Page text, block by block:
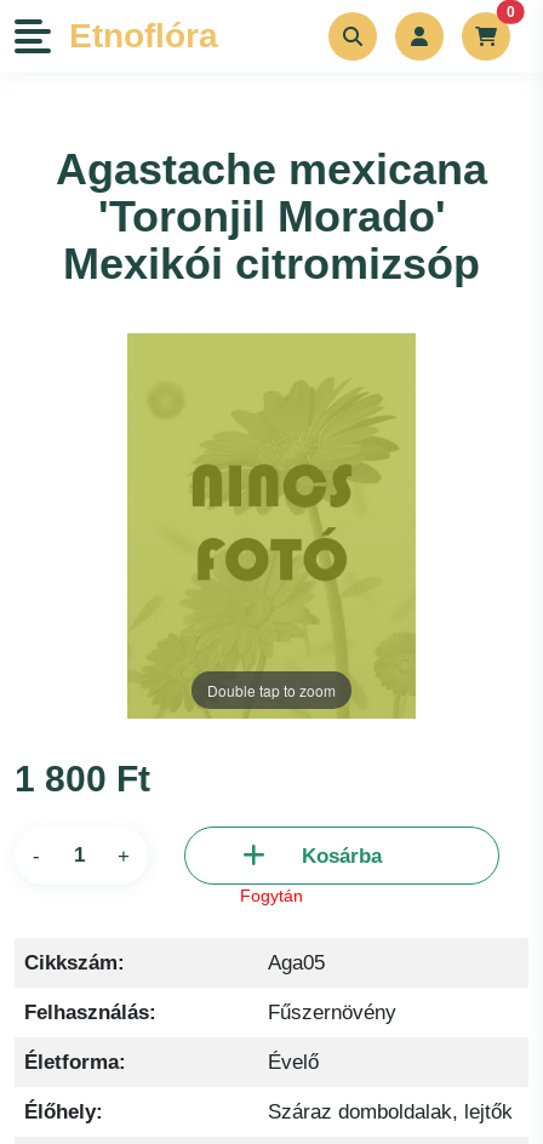
Etnoflóra
Szerszámok
Bemutatkozás
Kapcsolat
Rólunk írták
0
Agastache mexicana
'Toronjil Morado'
Mexikói citromizsóp
Double tap to zoom
1 800 Ft
- + Kosárba
Fogytán
Cikkszám: Aga05
Felhasználás: Fűszernövény
Életforma: Évelő
Élőhely: Száraz domboldalak, lejtők